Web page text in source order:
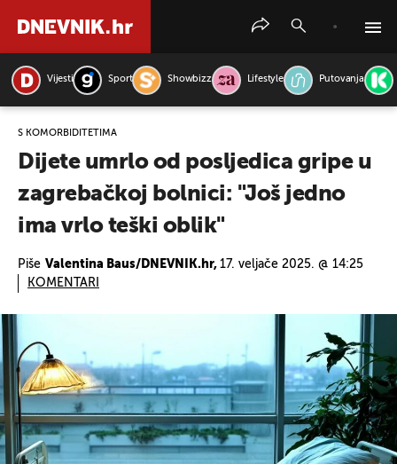
Vijesti Sport Showbizz Lifestyle Putovanja
S KOMORBIDITETIMA
Dijete umrlo od posljedica gripe u
zagrebačkoj bolnici: "Još jedno
ima vrlo teški oblik"
Piše Valentina Baus/DNEVNIK.hr, 17. veljače 2025. @ 14:25
KOMENTARI
PRETRAŽITE VIJESTI